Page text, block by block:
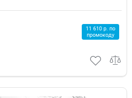
11 610 р. по
промокоду